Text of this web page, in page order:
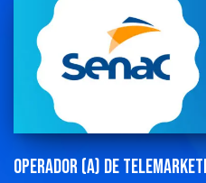
Operador (a) de